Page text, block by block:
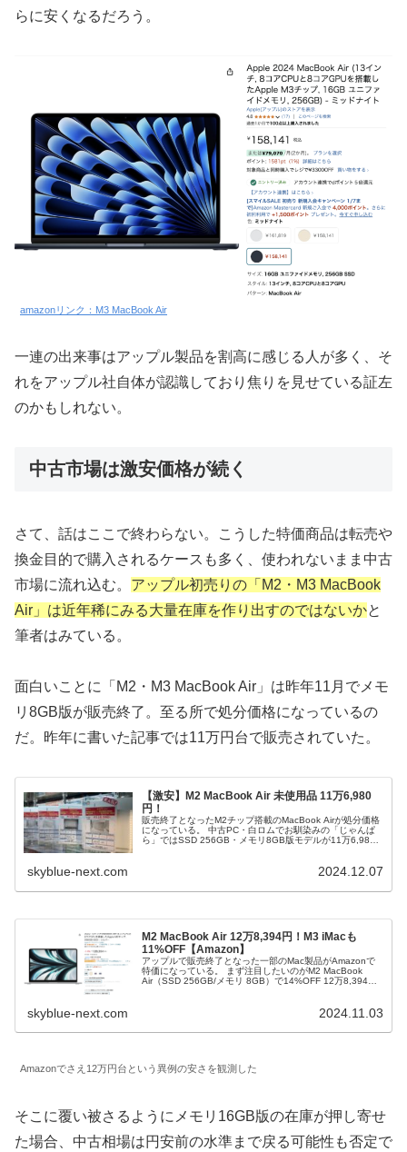
らに安くなるだろう。
amazonリンク：M3 MacBook Air
一連の出来事はアップル製品を割高に感じる人が多く、そ
れをアップル社自体が認識しており焦りを見せている証左
のかもしれない。
中古市場は激安価格が続く
さて、話はここで終わらない。こうした特価商品は転売や
換金目的で購入されるケースも多く、使われないまま中古
市場に流れ込む。 アップル初売りの「M2・M3 MacBook
Air」は近年稀にみる大量在庫を作り出すのではないかと
筆者はみている。
面白いことに「M2・M3 MacBook Air」は昨年11月でメモ
リ8GB版が販売終了。至る所で処分価格になっているの
だ。昨年に書いた記事では11万円台で販売されていた。
【激安】M2 MacBook Air 未使用品 11万6,980
円！
販売終了となったM2チップ搭載のMacBook Airが処分価格
になっている。 中古PC・白ロムでお馴染みの「じゃんぱ
ら」ではSSD 256GB・メモリ8GB版モデルが11万6,980
skyblue-next.com 2024.12.07
M2 MacBook Air 12万8,394円！M3 iMacも
11%OFF【Amazon】
アップルで販売終了となった一部のMac製品がAmazonで
特価になっている。 まず注目したいのがM2 MacBook
Air（SSD 256GB/メモリ 8GB）で14%OFF 12万8,394
skyblue-next.com 2024.11.03
Amazonでさえ12万円台という異例の安さを観測した
そこに覆い被さるようにメモリ16GB版の在庫が押し寄せ
た場合、中古相場は円安前の水準まで戻る可能性も否定で